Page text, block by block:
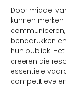
Door middel
kunnen
benadrukken
hun publiek.
creëren die
essentiële
competitieve